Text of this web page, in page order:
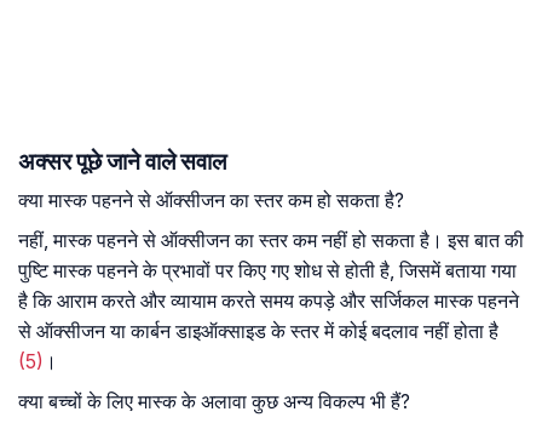
अक्सर पूछे जाने वाले सवाल
क्या मास्क पहनने से ऑक्सीजन का स्तर कम हो सकता है?
नहीं, मास्क पहनने से ऑक्सीजन का स्तर कम नहीं हो सकता है। इस बात की
पुष्टि मास्क पहनने के प्रभावों पर किए गए शोध से होती है, जिसमें बताया गया
है कि आराम करते और व्यायाम करते समय कपड़े और सर्जिकल मास्क पहनने
से ऑक्सीजन या कार्बन डाइऑक्साइड के स्तर में कोई बदलाव नहीं होता है
(5) ।
क्या बच्चों के लिए मास्क के अलावा कुछ अन्य विकल्प भी हैं?